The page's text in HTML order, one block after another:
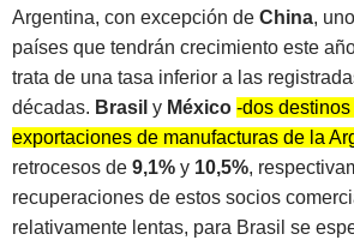
Argentina, con excepción de China,
países que tendrán crecimiento este
trata de una tasa inferior a las
décadas. Brasil y México -dos
exportaciones de manufacturas de la
retrocesos de 9,1% y 10,5%,
recuperaciones de estos socios
relativamente lentas, para Brasil se